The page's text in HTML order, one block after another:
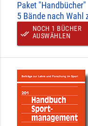
Paket "Handbücher"
5 Bände nach Wahl
done_all
NOCH 1 BÜCHER
AUSWÄHLEN